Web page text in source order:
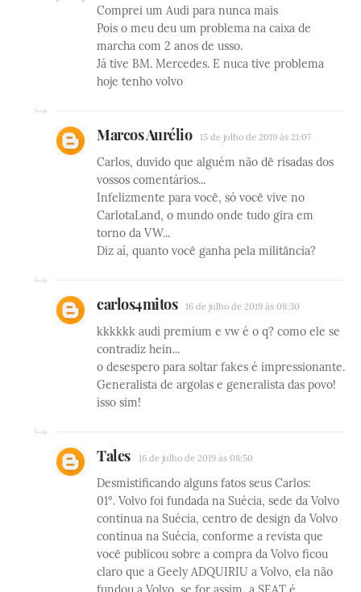
Comprei um Audi para nunca mais
Pois o meu deu um problema na caixa de
marcha com 2 anos de usso.
Já tive BM. Mercedes. E nuca tive problema
hoje tenho volvo
Marcos Aurélio 15 de julho de 2019 às 21:07
Carlos, duvido que alguém não dê risadas dos
vossos comentários...
Infelizmente para você, só você vive no
CarlotaLand, o mundo onde tudo gira em
torno da VW...
Diz aí, quanto você ganha pela militância?
carlos4mitos 16 de julho de 2019 às 08:30
kkkkkk audi premium e vw é o q? como ele se
contradiz hein...
o desespero para soltar fakes é impressionante.
Generalista de argolas e generalista das povo!
isso sim!
Tales 16 de julho de 2019 às 08:50
Desmistificando alguns fatos seus Carlos:
01°. Volvo foi fundada na Suécia, sede da Volvo
continua na Suécia, centro de design da Volvo
continua na Suécia, conforme a revista que
você publicou sobre a compra da Volvo ficou
claro que a Geely ADQUIRIU a Volvo, ela não